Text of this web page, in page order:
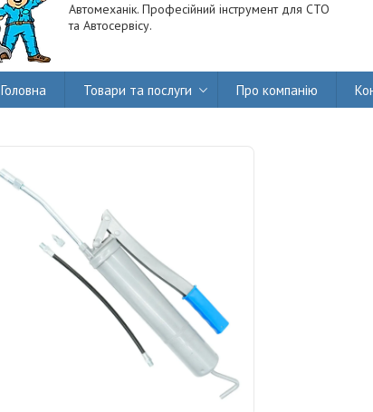
Автомеханік. Професійний інструмент для СТО
та Автосервісу.
Головна Товари та послуги Про компанію